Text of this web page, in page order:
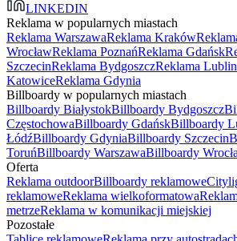
LINKEDIN
Reklama w popularnych miastach
Reklama WarszawaReklama Kraków
WrocławReklama PoznańReklama Gdańsk
SzczecinReklama BydgoszczReklama Lublin
KatowiceReklama Gdynia
Billboardy w popularnych miastach
Billboardy BiałystokBillboardy Bydgoszcz
CzęstochowaBillboardy GdańskBillboardy
ŁódźBillboardy GdyniaBillboardy Szczecin
ToruńBillboardy WarszawaBillboardy
Oferta
Reklama outdoorBillboardy reklamowe
reklamoweReklama wielkoformatowa
metrzeReklama w komunikacji miejskiej
Pozostałe